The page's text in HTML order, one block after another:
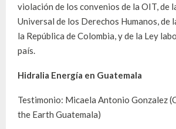
violación de los convenios de la OIT, de
Universal de los Derechos Humanos, de
la República de Colombia, y de la Ley
país.
Hidralia Energía en Guatemala
Testimonio: Micaela Antonio Gonzalez
the Earth Guatemala)